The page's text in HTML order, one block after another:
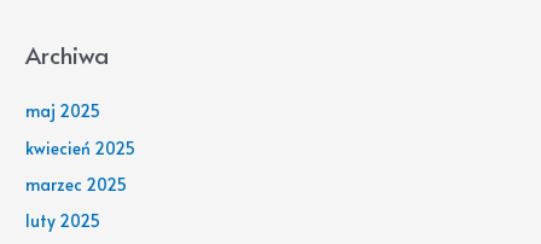
Archiwa
maj 2025
kwiecień 2025
marzec 2025
luty 2025